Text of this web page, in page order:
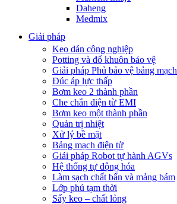
Daheng
Medmix
Giải pháp
Keo dán công nghiệp
Potting và đổ khuôn bảo vệ
Giải pháp Phủ bảo vệ bảng mạch
Đúc áp lực thấp
Bơm keo 2 thành phần
Che chắn điện từ EMI
Bơm keo một thành phần
Quản trị nhiệt
Xử lý bề mặt
Bảng mạch điện tử
Giải pháp Robot tự hành AGVs
Hệ thống tự động hóa
Làm sạch chất bẩn và mảng bám
Lớp phủ tạm thời
Sấy keo – chất lỏng